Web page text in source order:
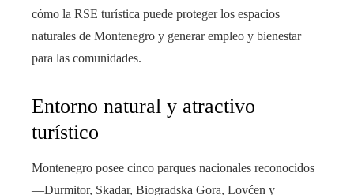
cómo la RSE turística puede proteger los espacios
naturales de Montenegro y generar empleo y bienestar
para las comunidades.
Entorno natural y atractivo
turístico
Montenegro posee cinco parques nacionales reconocidos
—Durmitor, Skadar, Biogradska Gora, Lovćen y